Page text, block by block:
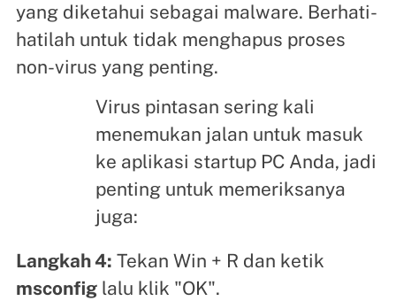
yang diketahui sebagai malware. Berhati-
hatilah untuk tidak menghapus proses
non-virus yang penting.
Virus pintasan sering kali
menemukan jalan untuk masuk
ke aplikasi startup PC Anda, jadi
penting untuk memeriksanya
juga:
Langkah 4: Tekan Win + R dan ketik
msconfiglalu klik "OK".